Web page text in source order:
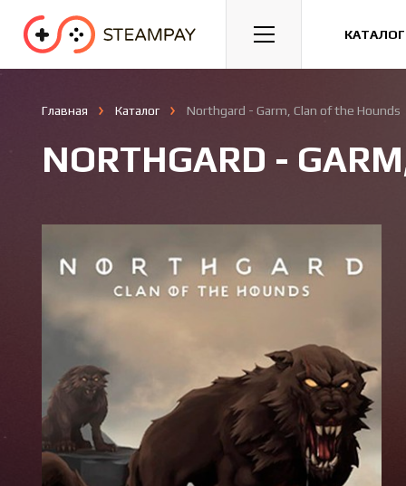
Спорт Гонки Казуальные
Главная Каталог Northgard - Garm, Clan of the Hounds
NORTHGARD -